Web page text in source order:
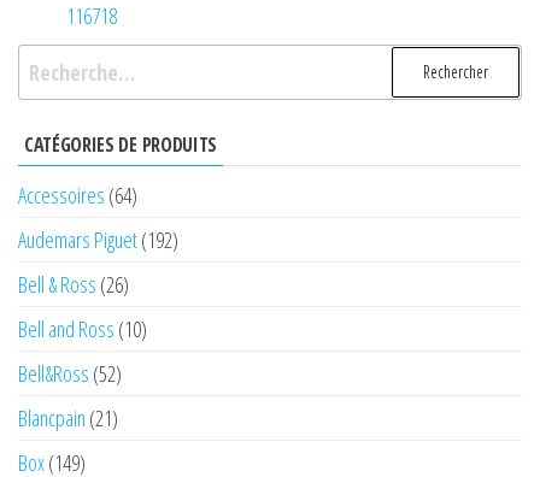
116718
Rechercher :
CATÉGORIES DE PRODUITS
Accessoires (64)
Audemars Piguet(192)
Bell & Ross (26)
Bell and Ross (10)
Bell&Ross (52)
Blancpain (21)
Box(149)